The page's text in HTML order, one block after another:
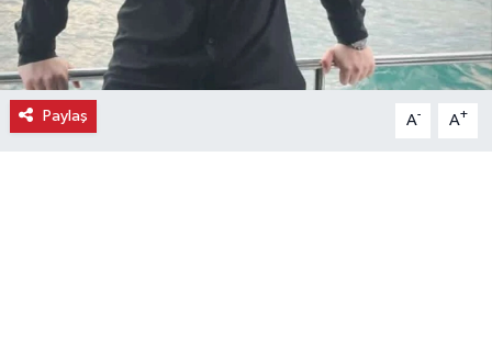
Paylaş A- A+
Gurme
Haber
İlçe Haberleri